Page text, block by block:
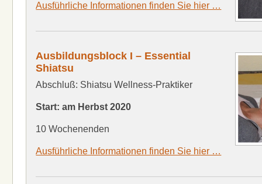
Ausführliche Informationen finden Sie hier …
Ausbildungsblock I – Essential
Shiatsu
Abschluß: Shiatsu Wellness-Praktiker
Start: am Herbst 2020
10 Wochenenden
Ausführliche Informationen finden Sie hier …